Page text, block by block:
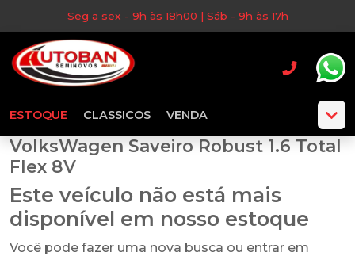
Seg a sex - 9h às 18h00 | Sáb - 9h às 17h
ESTOQUE CLASSICOS VENDA
VolksWagen Saveiro Robust 1.6 Total
Flex 8V
Este veículo não está mais
disponível em nosso estoque
Você pode fazer uma nova busca ou entrar em